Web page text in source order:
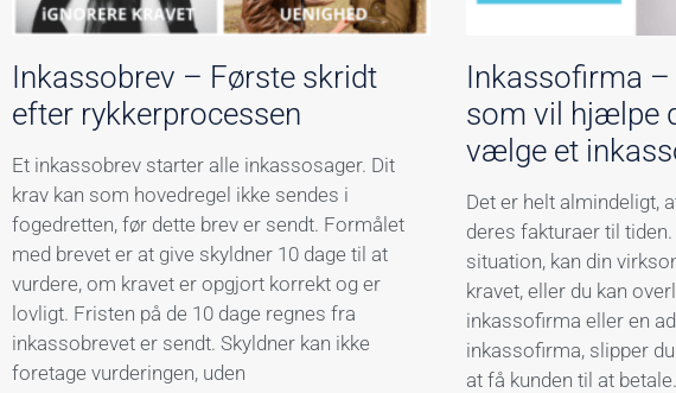
Inkassobrev – Første skridt
efter rykkerprocessen
Et inkassobrev starter alle inkassosager. Dit
krav kan som hovedregel ikke sendes i
fogedretten, før dette brev er sendt. Formålet
med brevet er at give skyldner 10 dage til at
vurdere, om kravet er opgjort korrekt og er
lovligt. Fristen på de 10 dage regnes fra
inkassobrevet er sendt. Skyldner kan ikke
foretage vurderingen, uden
Inkassofirma –
som vil hjælpe
vælge et
Det er helt almindeligt,
deres fakturaer til tiden.
situation, kan din
kravet, eller du kan
inkassofirma eller en
inkassofirma, slipper
at få kunden til at